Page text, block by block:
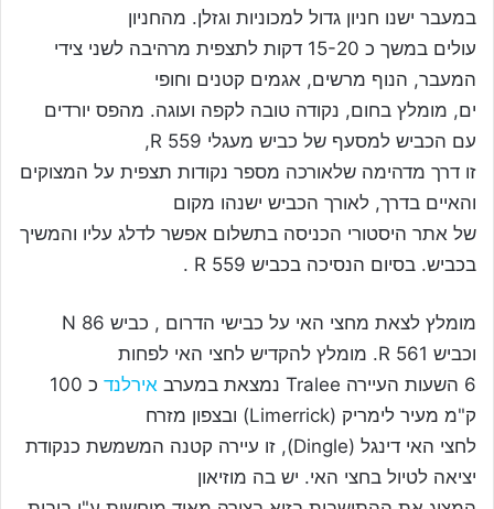
במעבר ישנו חניון גדול למכוניות וגזלן. מהחניון
עולים במשך כ 15-20 דקות לתצפית מרהיבה לשני צידי
המעבר, הנוף מרשים, אגמים קטנים וחופי
ים, מומלץ בחום, נקודה טובה לקפה ועוגה. מהפס יורדים
עם הכביש למסעף של כביש מעגלי 559 R,
זו דרך מדהימה שלאורכה מספר נקודות תצפית על המצוקים
והאיים בדרך, לאורך הכביש ישנהו מקום
של אתר היסטורי הכניסה בתשלום אפשר לדלג עליו והמשיך
בכביש. בסיום הנסיכה בכביש 559 R .
מומלץ לצאת מחצי האי על כבישי הדרום , כביש 86 N
וכביש 561 R. מומלץ להקדיש לחצי האי לפחות
6 השעות העיירה Tralee נמצאת במערב
אירלנד
כ 100
ק"מ מעיר לימריק (Limerrick) ובצפון מזרח
לחצי האי דינגל (Dingle), זו עיירה קטנה המשמשת כנקודת
יציאה לטיול בחצי האי. יש בה מוזיאון